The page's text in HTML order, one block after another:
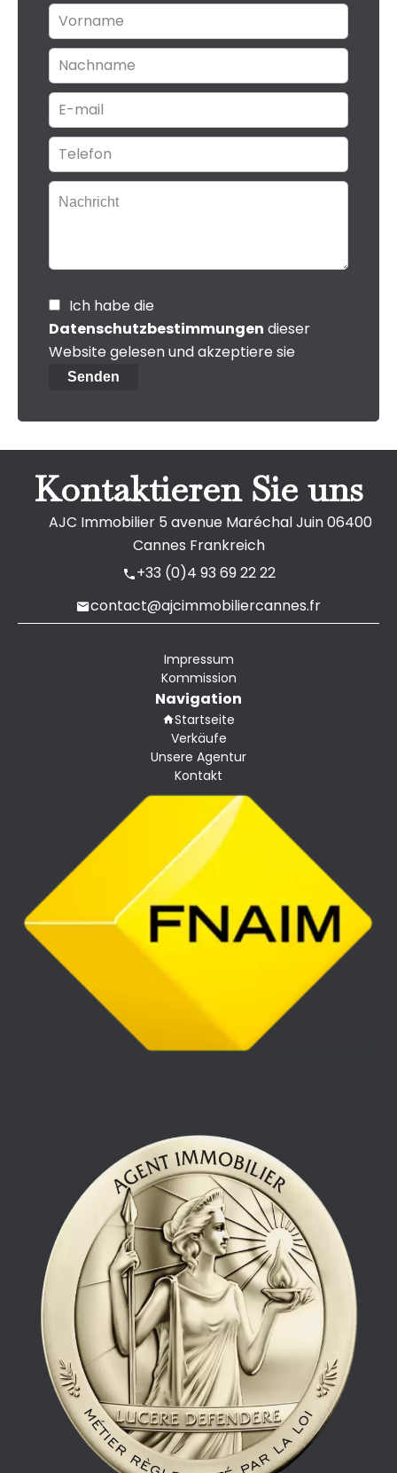
Ich habe die
Datenschutzbestimmungen dieser
Website gelesen und akzeptiere sie
Senden
Kontaktieren Sie uns
AJC Immobilier5 avenue Maréchal Juin06400
Cannes Frankreich
+33 (0)4 93 69 22 22
contact@ajcimmobiliercannes.fr
Impressum
Kommission
Navigation
Startseite
Verkäufe
Unsere Agentur
Kontakt